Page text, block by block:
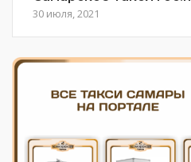
30 июля, 2021